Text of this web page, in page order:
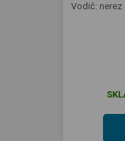
Vodič: nerez